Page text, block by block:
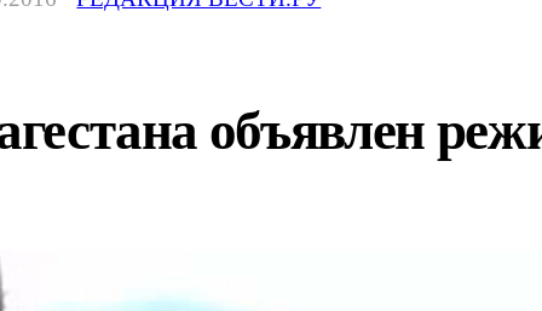
объявлен